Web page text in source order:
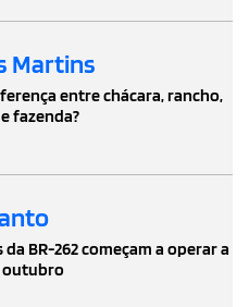
Martins
entre chácara, rancho,
fazenda?
BR-262 começam a operar a
outubro